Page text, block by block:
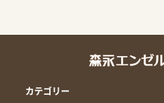
カテゴリー